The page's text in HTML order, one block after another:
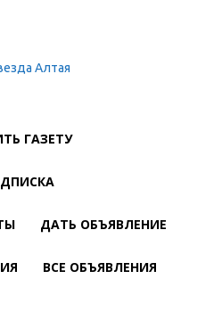
ГАЗЕТУ
ДАТЬ ОБЪЯВЛЕНИЕ
ВСЕ ОБЪЯВЛЕНИЯ